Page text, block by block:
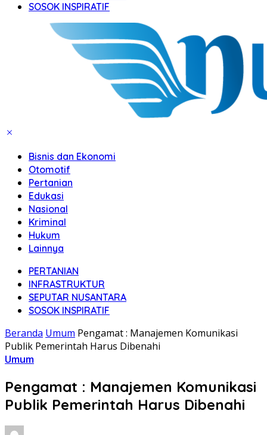
SOSOK INSPIRATIF
Bisnis dan Ekonomi
Otomotif
Pertanian
Edukasi
Nasional
Kriminal
Hukum
Lainnya
PERTANIAN
INFRASTRUKTUR
SEPUTAR NUSANTARA
SOSOK INSPIRATIF
Beranda Umum Pengamat : Manajemen Komunikasi
Publik Pemerintah Harus Dibenahi
Umum
Pengamat : Manajemen Komunikasi
Publik Pemerintah Harus Dibenahi